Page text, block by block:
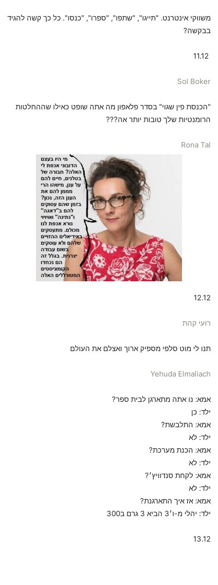
משווקי אינטרנט. "תייגו", "שתפו", "ספרו", "כנסו". כל כך קשה להגיד
בבקשה?
Sol Boker
"הכנסת פין שגוי" בסדר פלאפון מה אתה שופט כאילו שההחלטות
הרומנטיות שלך טובות יותר אה???
Rona Tal
12.12
רועי קהת
תנו לי מוט סלפי מספיק ארוך ואצלם את העולם
Yehuda Elmaliach
אמא: נו אתה מתארגן לבית ספר?
ילד: כן
אמא: התלבשת?
ילד: לא
אמא: הכנת מערכת?
ילד: לא
אמא: לקחת סנדוויץ׳?
ילד: לא
אמא: אז איך התארגנת?
ילד: יהלי מ-ו׳3 הביא 3 גרם ב300
13.12